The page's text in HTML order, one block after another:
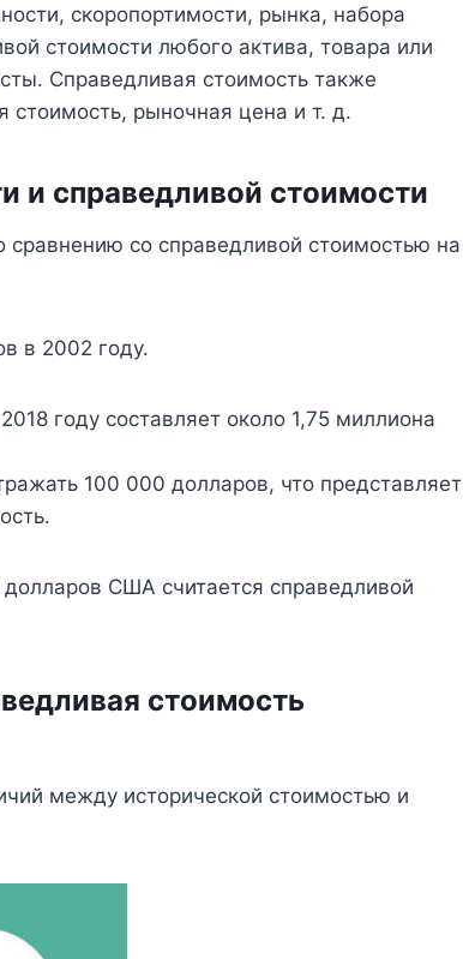
скоропортимости, рынка, набора
стоимости любого актива, товара или
Справедливая стоимость также
стоимость, рыночная цена и т. д.
и справедливой стоимости
со справедливой стоимостью на
в 2002 году.
году составляет около 1,75 миллиона
100 000 долларов, что представляет
США считается справедливой
стоимость
между исторической стоимостью и